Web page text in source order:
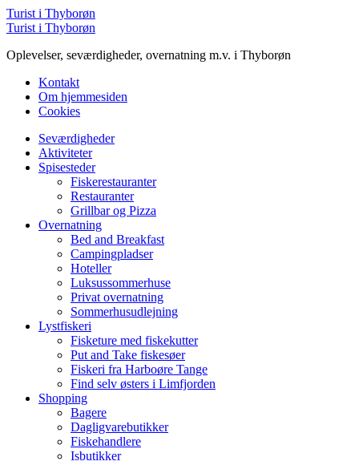
Menu
Turist i Thyborøn
Søg
Turist i Thyborøn
Oplevelser, seværdigheder, overnatning m.v. i Thyborøn
Kontakt
Om hjemmesiden
Cookies
Menu
Seværdigheder
Aktiviteter
Spisesteder
Fiskerestauranter
Restauranter
Grillbar og Pizza
Overnatning
Bed and Breakfast
Campingpladser
Hoteller
Luksussommerhuse
Privat overnatning
Sommerhusudlejning
Lystfiskeri
Fisketure med fiskekutter
Put and Take fiskesøer
Fiskeri fra Harboøre Tange
Find selv østers i Limfjorden
Shopping
Bagere
Dagligvarebutikker
Fiskehandlere
Isbutikker